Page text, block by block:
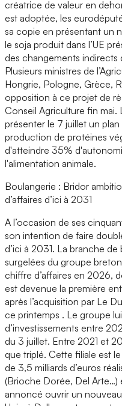
créatrice de valeur en
est adoptée, les
sa copie en présentant un
le soja produit dans l’UE
des changements indirects
Plusieurs ministres de
Hongrie, Pologne, Grèce,
opposition à ce projet de
Conseil Agriculture fin
présenter le 7 juillet un
production de protéines
d'atteindre 35%
l'alimentation animale.
Boulangerie : Bridor
d’affaires d’ici à 2031
A l’occasion de ses
son intention de faire
d’ici à 2031. La branche
surgelées du groupe
chiffre d’affaires en 2026,
est devenue la première
après l’acquisition par Le
ce printemps . Le groupe
d’investissements entre
du 3 juillet. Entre 2021 et
que triplé. Cette filiale est
de 3,5 milliards d’euros
(Brioche Dorée, Del Arte…)
annoncé ouvrir un